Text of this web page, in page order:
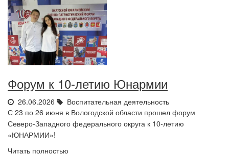
Форум к 10-летию Юнармии
26.06.2026
Воспитательная деятельность
С 23 по 26 июня в Вологодской области прошел форум
Северо-Западного федерального округа к 10-летию
«ЮНАРМИИ»!
Читать полностью